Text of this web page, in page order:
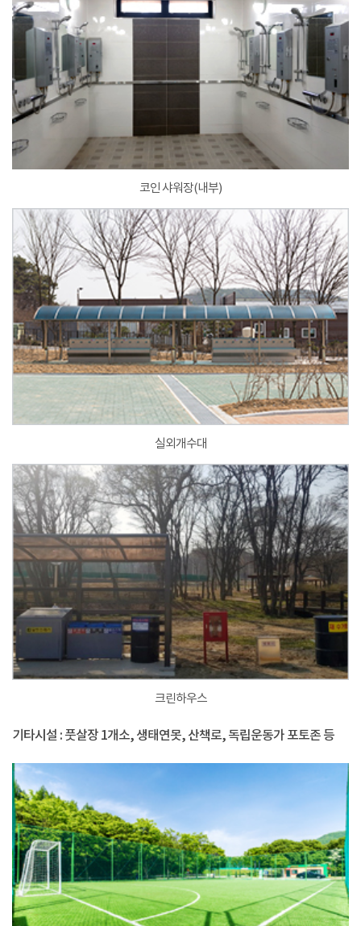
코인 샤워장(내부)
실외개수대
크린하우스
기타시설 : 풋살장 1개소, 생태연못, 산책로, 독립운동가 포토존 등